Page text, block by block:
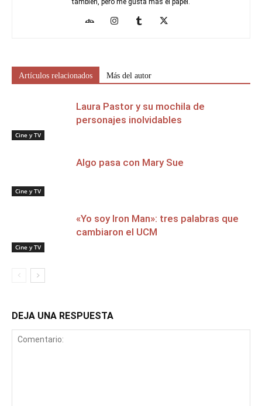
también, pero me gusta más el papel.
Artículos relacionados Más del autor
Cine y TV
Laura Pastor y su mochila de
personajes inolvidables
Cine y TV
Algo pasa con Mary Sue
Cine y TV
«Yo soy Iron Man»: tres palabras que
cambiaron el UCM
DEJA UNA RESPUESTA